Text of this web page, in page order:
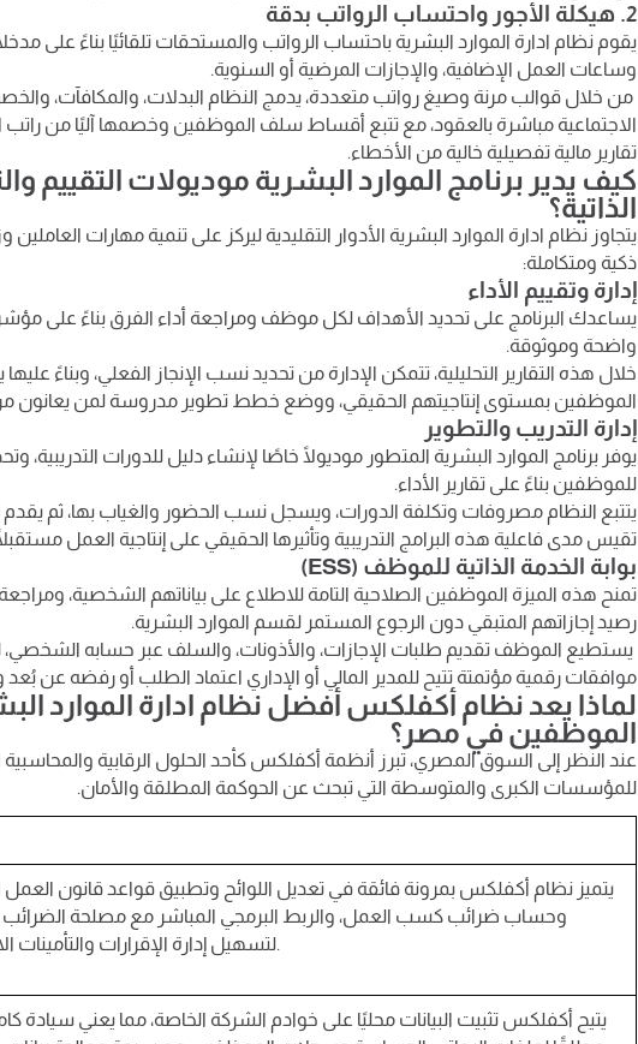
2. هيكلة الأجور واحتساب الرواتب بدقة
يقوم نظام ادارة الموارد البشرية باحتساب الرواتب والمستحقات تلقائيًا بناءً على
وساعات العمل الإضافية، والإجازات المرضية أو السنوية.
من خلال قوالب مرنة وصيغ رواتب متعددة، يدمج النظام البدلات، والمكافآت،
الاجتماعية مباشرة بالعقود، مع تتبع أقساط سلف الموظفين وخصمها آليًا من راتب
تقارير مالية تفصيلية خالية من الأخطاء.
كيف يدير برنامج الموارد البشرية موديولات التقييم
الذاتية؟
يتجاوز نظام ادارة الموارد البشرية الأدوار التقليدية ليركز على تنمية مهارات العاملين
ذكية ومتكاملة:
إدارة وتقييم الأداء
واضحة وموثوقة.
خلال هذه التقارير التحليلية، تتمكن الإدارة من تحديد نسب الإنجاز الفعلي، وبناءً
الموظفين بمستوى إنتاجيتهم الحقيقي، ووضع خطط تطوير مدروسة لمن يعانون
إدارة التدريب والتطوير
يوفر برنامج الموارد البشرية المتطور موديولًا خاصًا لإنشاء دليل للدورات التدريبية،
للموظفين بناءً على تقارير الأداء.
يتتبع النظام مصروفات وتكلفة الدورات، ويسجل نسب الحضور والغياب بها، ثم يقدم
تقيس مدى فاعلية هذه البرامج التدريبية وتأثيرها الحقيقي على إنتاجية العمل
بوابة الخدمة الذاتية للموظف (ESS)
تمنح هذه الميزة الموظفين الصلاحية التامة للاطلاع على بياناتهم الشخصية،
رصيد إجازاتهم المتبقي دون الرجوع المستمر لقسم الموارد البشرية.
يستطيع الموظف تقديم طلبات الإجازات، والأذونات، والسلف عبر حسابه الشخصي،
موافقات رقمية مؤتمتة تتيح للمدير المالي أو الإداري اعتماد الطلب أو رفضه عن
لماذا يعد نظام أكفلكس أفضل نظام ادارة الموارد
الموظفين في مصر؟
عند النظر إلى السوق المصري، تبرز أنظمة أكفلكس كأحد الحلول الرقابية والمحاسبية
للمؤسسات الكبرى والمتوسطة التي تبحث عن الحوكمة المطلقة والأمان.
يتميز نظام أكفلكس بمرونة فائقة في تعديل اللوائح وتطبيق قواعد قانون
وحساب ضرائب كسب العمل، والربط البرمجي المباشر مع مصلحة الضرائب
لتسهيل إدارة الإقرارات والتأمينات الاجتماعية.
يتيح أكفلكس تثبيت البيانات محليًا على خوادم الشركة الخاصة، مما يعني سيادة